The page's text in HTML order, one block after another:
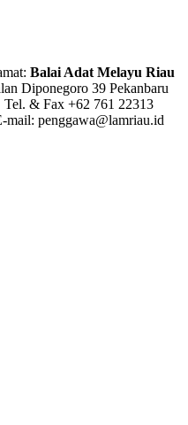
Balai Adat Melayu Riau
Diponegoro 39 Pekanbaru
Tel. & Fax +62 761 22313
mail: penggawa@lamriau.id